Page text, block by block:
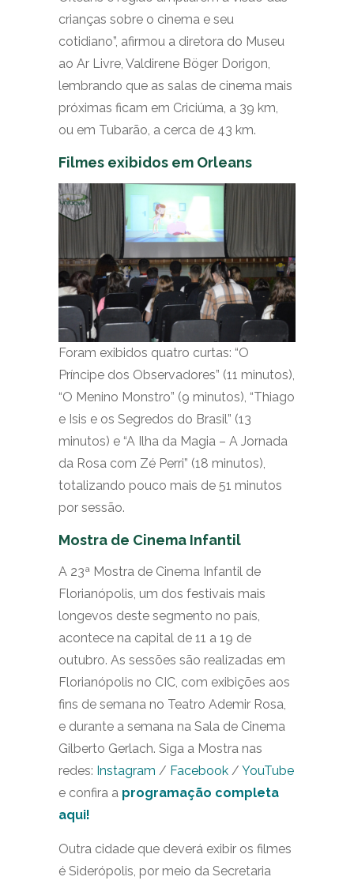
crianças sobre o cinema e seu
cotidiano”, afirmou a diretora do Museu
ao Ar Livre, Valdirene Böger Dorigon,
lembrando que as salas de cinema mais
próximas ficam em Criciúma, a 39 km,
ou em Tubarão, a cerca de 43 km.
Filmes exibidos em Orleans
Foram exibidos quatro curtas: “O
Príncipe dos Observadores” (11 minutos),
“O Menino Monstro” (9 minutos), “Thiago
e Isis e os Segredos do Brasil” (13
minutos) e “A Ilha da Magia – A Jornada
da Rosa com Zé Perri” (18 minutos),
totalizando pouco mais de 51 minutos
por sessão.
Mostra de Cinema Infantil
A 23ª Mostra de Cinema Infantil de
Florianópolis, um dos festivais mais
longevos deste segmento no país,
acontece na capital de 11 a 19 de
outubro. As sessões são realizadas em
Florianópolis no CIC, com exibições aos
fins de semana no Teatro Ademir Rosa,
e durante a semana na Sala de Cinema
Gilberto Gerlach. Siga a Mostra nas
redes: Instagram / Facebook / YouTube
e confira a programação completa
aqui!
Outra cidade que deverá exibir os filmes
é Siderópolis, por meio da Secretaria